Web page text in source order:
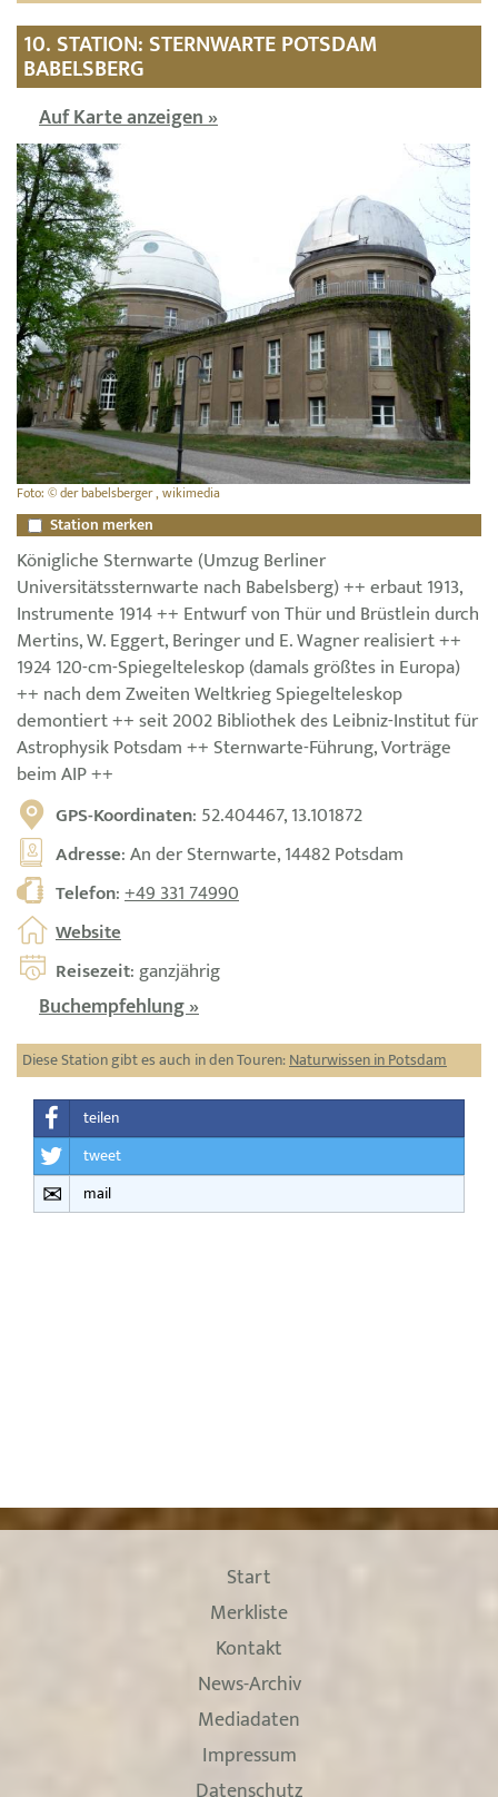
10. STATION: STERNWARTE POTSDAM
BABELSBERG
Auf Karte anzeigen »
Foto: © der babelsberger , wikimedia
Station merken
Königliche Sternwarte (Umzug Berliner
Universitätssternwarte nach Babelsberg) ++ erbaut 1913,
Instrumente 1914 ++ Entwurf von Thür und Brüstlein durch
Mertins, W. Eggert, Beringer und E. Wagner realisiert ++
1924 120-cm-Spiegelteleskop (damals größtes in Europa)
++ nach dem Zweiten Weltkrieg Spiegelteleskop
demontiert ++ seit 2002 Bibliothek des Leibniz-Institut für
Astrophysik Potsdam ++ Sternwarte-Führung, Vorträge
beim AIP ++
GPS-Koordinaten: 52.404467, 13.101872
Adresse: An der Sternwarte, 14482 Potsdam
Telefon:+49 331 74990
Website
Reisezeit: ganzjährig
Buchempfehlung »
Diese Station gibt es auch in den Touren:Naturwissen in Potsdam
teilen
tweet
mail
Start
Merkliste
Kontakt
News-Archiv
Mediadaten
Impressum